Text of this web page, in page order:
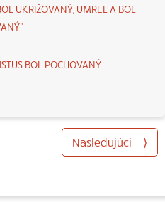
UKRIŽOVANÝ, UMREL A BOL
BOL POCHOVANÝ
Nasledujúci ⟩